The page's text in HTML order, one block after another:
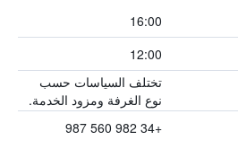
16:00
12:00
تختلف السياسات حسب
نوع الغرفة ومزود الخدمة.
+34 982 560 987